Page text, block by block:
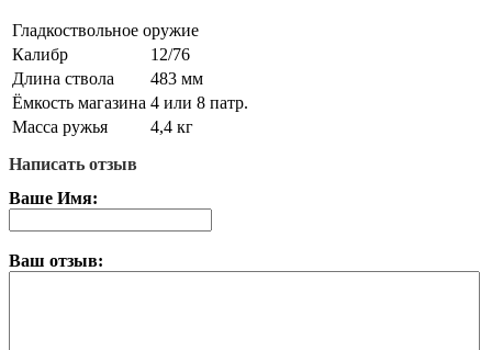
Гладкоствольное оружие
Калибр
12/76
Длина ствола
483 мм
Ёмкость магазина 4 или 8 патр.
Масса ружья
4,4 кг
Написать отзыв
Ваше Имя:
Ваш отзыв: